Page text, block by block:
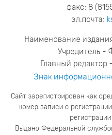
факс: 8
эл.почта:
Наименование
Учредитель
Главный редактор
Знак
Сайт зарегистрирован как
номер записи о регистрации
Выдано Федеральной